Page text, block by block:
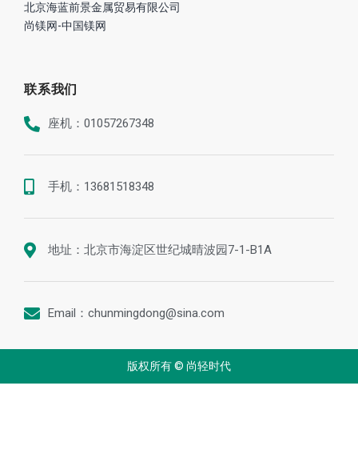
北京海蓝前景金属贸易有限公司
尚镁网-中国镁网
联系我们
座机：01057267348
手机：13681518348
地址：北京市海淀区世纪城晴波园7-1-B1A
Email：chunmingdong@sina.com
版权所有 © 尚轻时代